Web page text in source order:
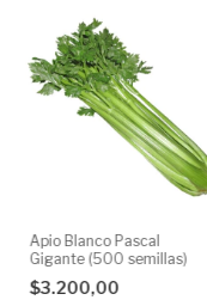
Apio Blanco Pascal
Gigante (500 semillas)
$3.200,00